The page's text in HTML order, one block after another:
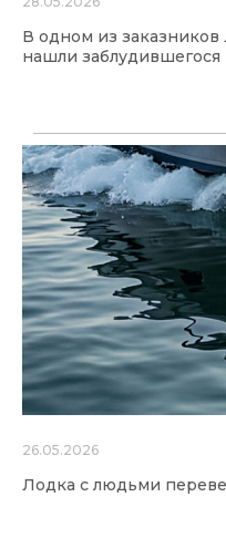
В одном из заказников
нашли
26.05.2026
Лодка с людьми